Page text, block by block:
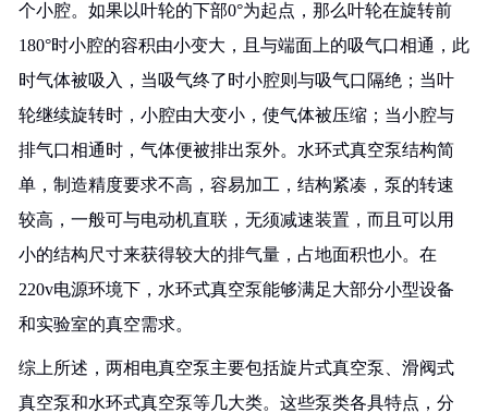
个小腔。如果以叶轮的下部0°为起点，那么叶轮在旋转前
180°时小腔的容积由小变大，且与端面上的吸气口相通，此
时气体被吸入，当吸气终了时小腔则与吸气口隔绝；当叶
轮继续旋转时，小腔由大变小，使气体被压缩；当小腔与
排气口相通时，气体便被排出泵外。水环式真空泵结构简
单，制造精度要求不高，容易加工，结构紧凑，泵的转速
较高，一般可与电动机直联，无须减速装置，而且可以用
小的结构尺寸来获得较大的排气量，占地面积也小。在
220v电源环境下，水环式真空泵能够满足大部分小型设备
和实验室的真空需求。
综上所述，两相电真空泵主要包括旋片式真空泵、滑阀式
真空泵和水环式真空泵等几大类。这些泵类各具特点，分